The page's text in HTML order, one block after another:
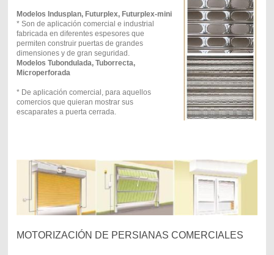
Modelos Indusplan, Futurplex, Futurplex-mini
* Son de aplicación comercial e industrial
fabricada en diferentes espesores que
permiten construir puertas de grandes
dimensiones y de gran seguridad.
Modelos Tubondulada, Tuborrecta,
Microperforada
* De aplicación comercial, para aquellos
comercios que quieran mostrar sus
escaparates a puerta cerrada.
MOTORIZACIÓN DE PERSIANAS COMERCIALES